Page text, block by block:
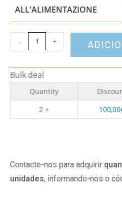
ALL'ALIMENTAZIONE
- +
Bulk deal
Quantity
2 +
100,00
Contacte-nos para adquirir
unidades, informando-nos o